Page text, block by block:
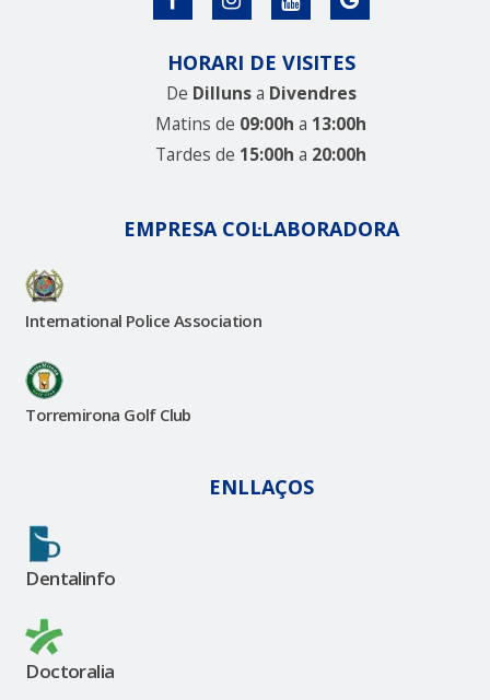
HORARI DE VISITES
De Dillunsa Divendres
Matins de 09:00ha 13:00h
Tardes de 15:00h a 20:00h
EMPRESA COL·LABORADORA
International Police Association
Torremirona Golf Club
ENLLAÇOS
Dentalinfo
Doctoralia